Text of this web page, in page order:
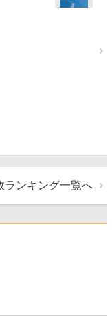
ランキング一覧へ